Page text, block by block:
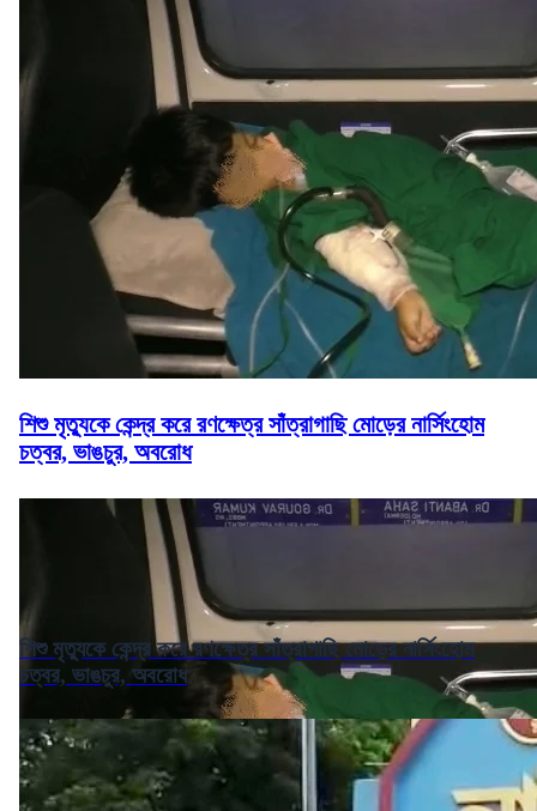
শিশু মৃত্যুকে কেন্দ্র করে রণক্ষেত্র সাঁত্রাগাছি মোড়ের নার্সিংহোম
চত্বর, ভাঙচুর, অবরোধ
শিশু মৃত্যুকে কেন্দ্র করে রণক্ষেত্র সাঁত্রাগাছি মোড়ের নার্সিংহোম
চত্বর, ভাঙচুর, অবরোধ